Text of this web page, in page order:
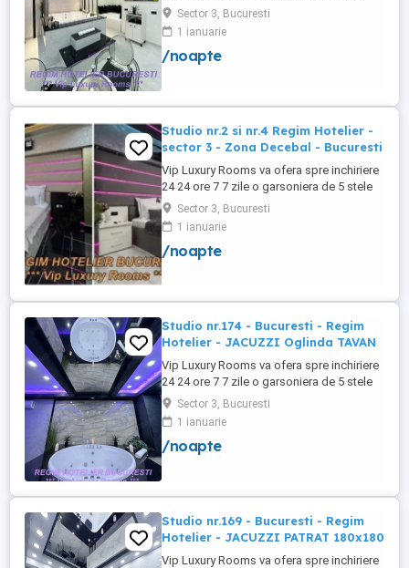
stele Luxos cu un desing unic si deosebit
in Sector 3 Bucuresti . APARTAMENTUL se
alfa in Complex Rezidential Nou . Acces
Bariera Monitorizare Video in Complex (
Sector 3, Bucuresti
1 ianuarie
/noapte
Studio nr.2 si nr.4 Regim Hotelier -
sector 3 - Zona Decebal - Bucuresti
Vip Luxury Rooms va ofera spre inchiriere
24 24 ore 7 7 zile o garsoniera de 5 stele
Luxoase cu un desing unic si deosebit in
Sector 3 Bucuresti . Garsoniera se alfa in
Complex Rezidential Nou . Monitorizare
Video in Complex ( de la Politia Locala
Sector 3, Bucuresti
1 ianuarie
/noapte
Studio nr.174 - Bucuresti - Regim
Hotelier - JACUZZI Oglinda TAVAN
Vip Luxury Rooms va ofera spre inchiriere
24 24 ore 7 7 zile o garsoniera de 5 stele
Luxoase cu un desing unic si deosebit in
Sector 3 Bucuresti . Garsoniera se alfa in
Complex Rezidential Nou . Acces Bariera
Monitorizare Video in Complex ( de la
Sector 3, Bucuresti
1 ianuarie
/noapte
Studio nr.169 - Bucuresti - Regim
Hotelier - JACUZZI PATRAT 180x180
Vip Luxury Rooms va ofera spre inchiriere